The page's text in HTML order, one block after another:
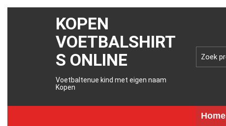
KOPEN
VOETBALSHIRT
S ONLINE
Voetbaltenue kind met eigen naam
Kopen
Home